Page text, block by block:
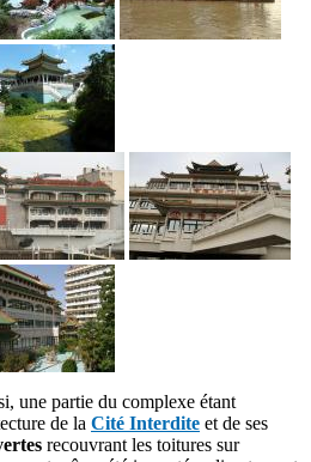
une partie du complexe étant
de la Cité Interdite et de ses
recouvrant les toitures sur